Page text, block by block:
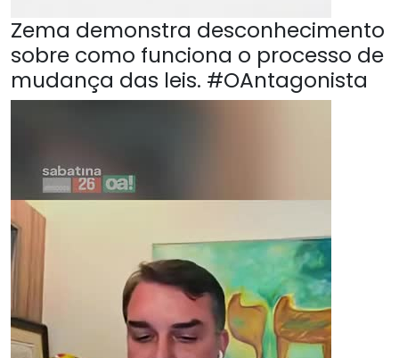
Zema demonstra desconhecimento
sobre como funciona o processo de
mudança das leis. #OAntagonista